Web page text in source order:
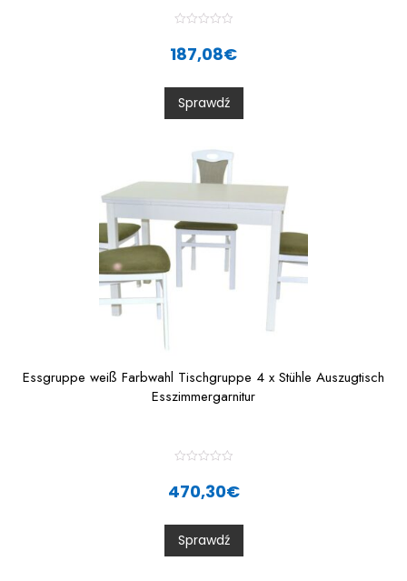
0
o
t
187,08€
Sprawdź
Essgruppe weiß Farbwahl Tischgruppe 4 x Stühle Auszugtisch
Esszimmergarnitur
t
0
o
t
470,30€
Sprawdź